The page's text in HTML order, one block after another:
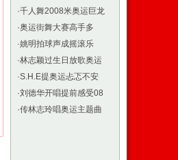
·千人舞2008米奥运巨龙
·奥运街舞大赛高手多
·姚明拍球声成摇滚乐
·林志颖过生日放歌奥运
·S.H.E提奥运忐忑不安
·刘德华开唱提前感受08
·传林志玲唱奥运主题曲